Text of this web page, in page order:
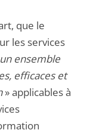
que le
les services
ensemble
efficaces et
» applicables à